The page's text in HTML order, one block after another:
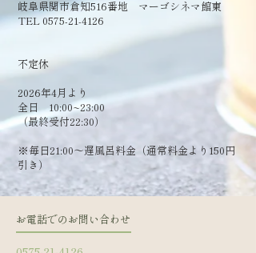
岐阜県関市倉知516番地 マーゴシネマ館東
TEL 0575-21-4126
​不定休
2026年4月より
全日 10:00~23:00
（最終受付22:30）
​※毎日21:00～遅風呂料金（通常料金より150円
引き）
お電話でのお問い合わせ